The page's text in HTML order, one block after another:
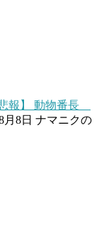
悲報】 動物番長
月8日 ナマニクの